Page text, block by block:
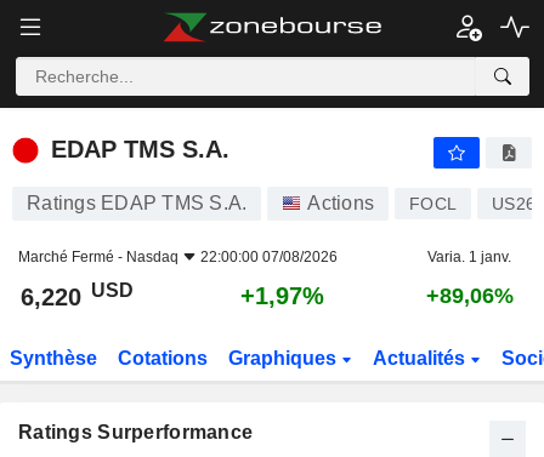
EDAP TMS S.A.
EDAP TMS S.A.
Ratings EDAP TMS S.A. Actions FOCL
Marché Fermé - Nasdaq 22:00:00 07/08/2026 Varia. 1 janv.
6,220 USD +1,97% +89,06%
Synthèse Cotations Graphiques Actualités
Ratings Surperformance